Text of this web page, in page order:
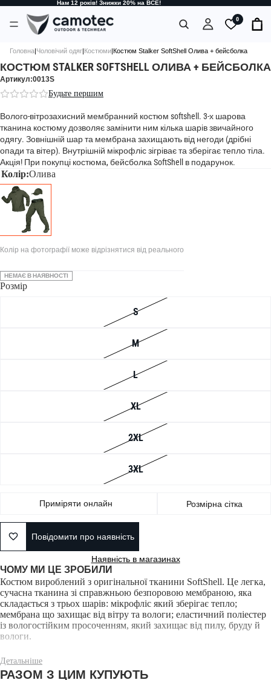
Нам 12 років! Знижки 20% на ВСЕ!
0
Головна|Чоловічий одяг|Костюми|Костюм Stalker SoftShell Олива + бейсболка
КОСТЮМ STALKER SOFTSHELL ОЛИВА + БЕЙСБОЛКА
Артикул:0013S
Будьте першим
Волого-вітрозахисний мембранний костюм softshell. 3-х шарова
тканина костюму дозволяє замінити ним кілька шарів звичайного
одягу. Зовнішній шар та мембрана захищають від негоди (дрібні
опади та вітер). Внутрішній мікрофліс зігріває та зберігає тепло тіла.
Акція! При покупці костюма, бейсболка SoftShell в подарунок.
Колір:Олива
Колір на фотографії може відрізнятися від реального
НЕМАЄ В НАЯВНОСТІ
Розмір
S
M
L
XL
2XL
3XL
Приміряти онлайн Розмірна сітка
Повідомити про наявність
Наявність в магазинах
ЧОМУ МИ ЦЕ ЗРОБИЛИ
Костюм вироблений з оригінальної тканини SoftShell. Це легка,
сучасна тканина зі справжньою безпоровою мембраною, яка
складається з трьох шарів: мікрофліс який зберігає тепло;
мембрана що захищає від вітру та вологи; еластичний поліестер
із вологостійким просоченням, який захищає від пилу, бруду й
вологи.
Детальніше
РАЗОМ З ЦИМ КУПУЮТЬ